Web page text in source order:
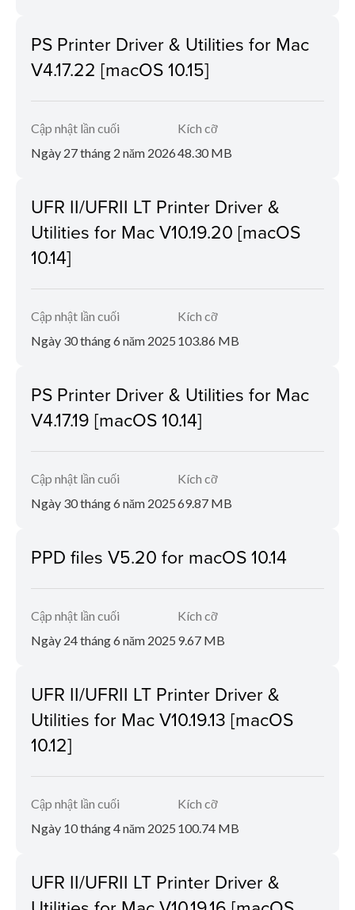
PS Printer Driver & Utilities for Mac
V4.17.22 [macOS 10.15]
Cập nhật lần cuối
Ngày 27 tháng 2 năm 2026
Kích cỡ
48.30 MB
UFR II/UFRII LT Printer Driver &
Utilities for Mac V10.19.20 [macOS
10.14]
Cập nhật lần cuối
Ngày 30 tháng 6 năm 2025
Kích cỡ
103.86 MB
PS Printer Driver & Utilities for Mac
V4.17.19 [macOS 10.14]
Cập nhật lần cuối
Ngày 30 tháng 6 năm 2025
Kích cỡ
69.87 MB
PPD files V5.20 for macOS 10.14
Cập nhật lần cuối
Ngày 24 tháng 6 năm 2025
Kích cỡ
9.67 MB
UFR II/UFRII LT Printer Driver &
Utilities for Mac V10.19.13 [macOS
10.12]
Cập nhật lần cuối
Ngày 10 tháng 4 năm 2025
Kích cỡ
100.74 MB
UFR II/UFRII LT Printer Driver &